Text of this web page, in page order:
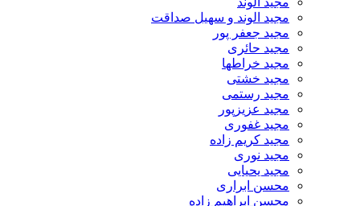
مجید الوند و سهیل صداقت
مجید جعفر پور
مجید حائری
مجید خراطها
مجید خشتی
مجید رستمی
مجید عزیزپور
مجید غفوری
مجید کریم زاده
مجید نوری
مجید یحیایی
محسن ابراری
محسن ابراهیم زاده